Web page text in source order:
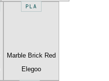
PLA
Marble Brick Red
Elegoo